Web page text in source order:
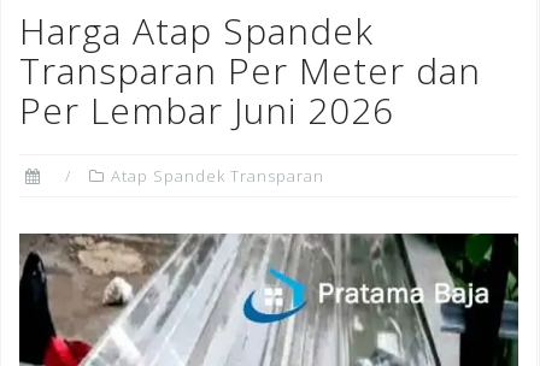
o
o
k
m st
Harga Atap Spandek
Transparan Per Meter dan
Per Lembar Juni 2026
Atap Spandek Transparan